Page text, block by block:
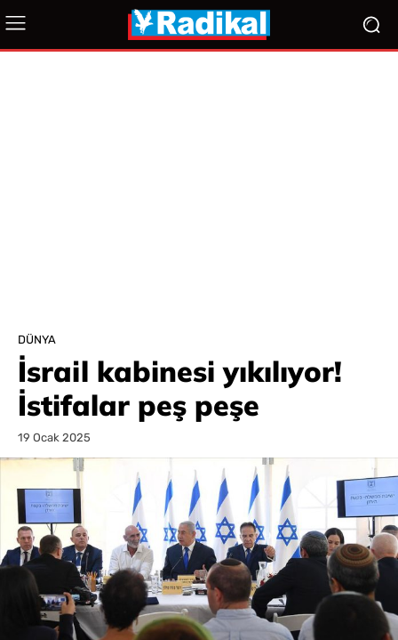
DÜNYA
İsrail kabinesi yıkılıyor!
İstifalar peş peşe
19 Ocak 2025